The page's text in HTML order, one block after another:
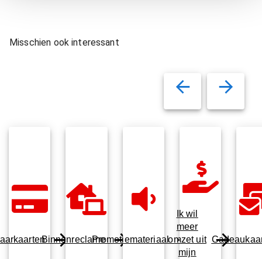
Misschien ook interessant
BinnenreclamePromotiemateriaal
Ik wil
meer
omzet uit
mijn